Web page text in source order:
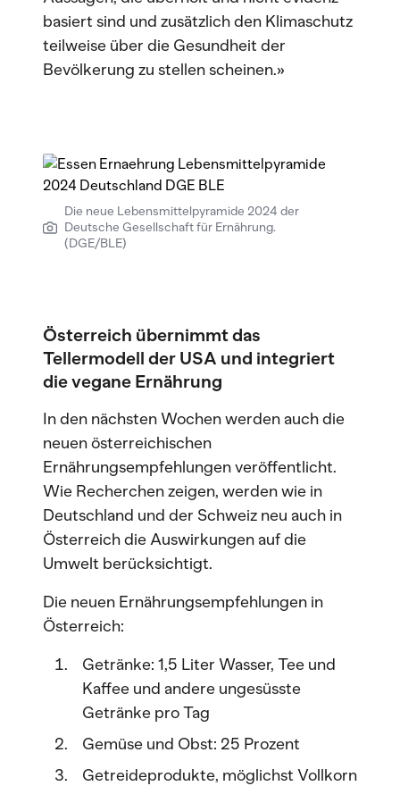
basiert sind und zusätzlich den Klimaschutz
teilweise über die Gesundheit der
Bevölkerung zu stellen scheinen.»
Die neue Lebensmittelpyramide 2024 der
Deutsche Gesellschaft für Ernährung.
(DGE/BLE)
Österreich übernimmt das
Tellermodell der USA und integriert
die vegane Ernährung
In den nächsten Wochen werden auch die
neuen österreichischen
Ernährungsempfehlungen veröffentlicht.
Wie Recherchen zeigen, werden wie in
Deutschland und der Schweiz neu auch in
Österreich die Auswirkungen auf die
Umwelt berücksichtigt.
Die neuen Ernährungsempfehlungen in
Österreich:
Getränke: 1,5 Liter Wasser, Tee und
Kaffee und andere ungesüsste
Getränke pro Tag
Gemüse und Obst: 25 Prozent
Getreideprodukte, möglichst Vollkorn